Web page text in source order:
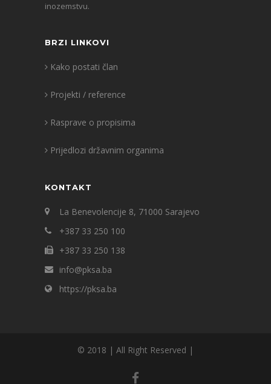
inozemstvu.
BRZI LINKOVI
Kako postati član
Projekti / reference
Rasprave o propisima
Prijedlozi državnim organima
KONTAKT
La Benevolencije 8, 71000 Sarajevo
+387 33 250 100
+387 33 250 138
info@pksa.ba
https://pksa.ba
© 2018 | All Right Reserved |